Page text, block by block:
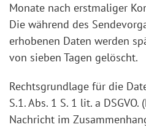
Monate nach erstmaliger
Die während des
erhobenen Daten werden
von sieben Tagen gelöscht.
Rechtsgrundlage für die
S.1. Abs. 1 S. 1 lit. a
Nachricht im